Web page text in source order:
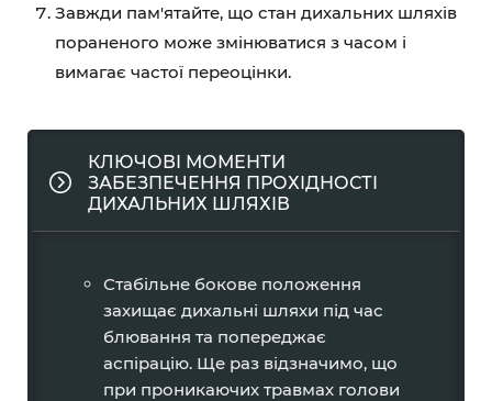
Завжди пам'ятайте, що стан дихальних шляхів
пораненого може змінюватися з часом і
вимагає частої переоцінки.
КЛЮЧОВІ МОМЕНТИ
ЗАБЕЗПЕЧЕННЯ ПРОХІДНОСТІ
ДИХАЛЬНИХ ШЛЯХІВ
Стабільне бокове положення
захищає дихальні шляхи під час
блювання та попереджає
аспірацію. Ще раз відзначимо, що
при проникаючих травмах голови